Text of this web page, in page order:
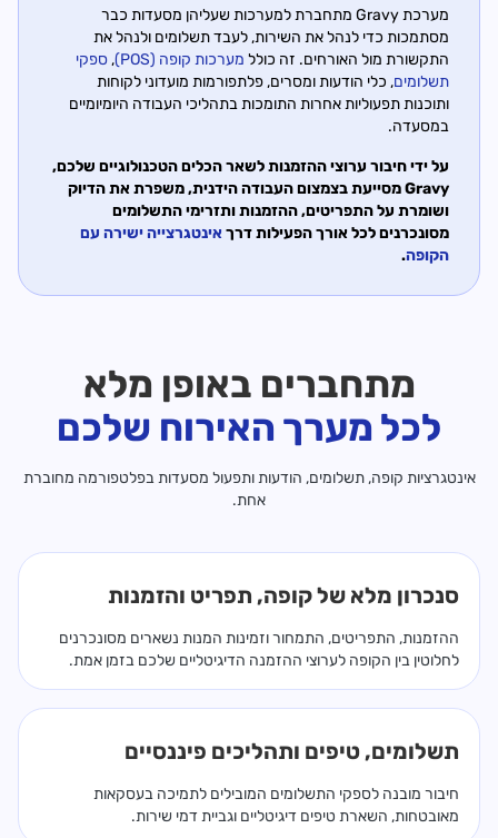
מערכת Gravy מתחברת למערכות שעליהן מסעדות כבר
מסתמכות כדי לנהל את השירות, לעבד תשלומים ולנהל את
התקשורת מול האורחים. זה כולל מערכות קופה (POS) ,ספקי
תשלומים, כלי הודעות ומסרים, פלתפורמות מועדוני לקוחות
ותוכנות תפעוליות אחרות התומכות בתהליכי העבודה היומיומיים
במסעדה.
על ידי חיבור ערוצי ההזמנות לשאר הכלים הטכנולוגיים שלכם,
Gravy מסייעת בצמצום העבודה הידנית, משפרת את הדיוק
ושומרת על התפריטים, ההזמנות ותזרימי התשלומים
מסונכרנים לכל אורך הפעילות דרךאינטגרצייה ישירה עם
הקופה.
מתחברים באופן מלא
לכל מערך האירוח שלכם
אינטגרציות קופה, תשלומים, הודעות ותפעול מסעדות בפלטפורמה מחוברת
אחת.
סנכרון מלא של קופה, תפריט והזמנות
ההזמנות, התפריטים, התמחור וזמינות המנות נשארים מסונכרנים
לחלוטין בין הקופה לערוצי ההזמנה הדיגיטליים שלכם בזמן אמת.
תשלומים, טיפים ותהליכים פיננסיים
חיבור מובנה לספקי התשלומים המובילים לתמיכה בעסקאות
מאובטחות, השארת טיפים דיגיטליים וגביית דמי שירות.